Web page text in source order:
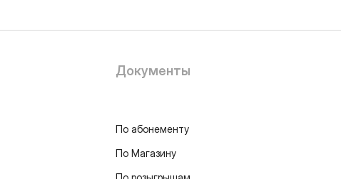
Документы
По абонементу
По Магазину